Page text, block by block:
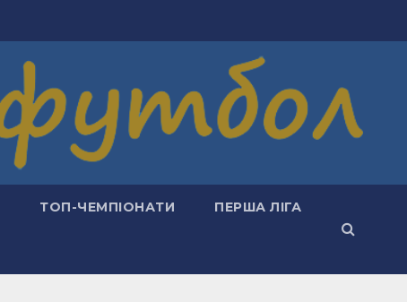
ТОП-ЧЕМПІОНАТИ ПЕРША ЛІГА